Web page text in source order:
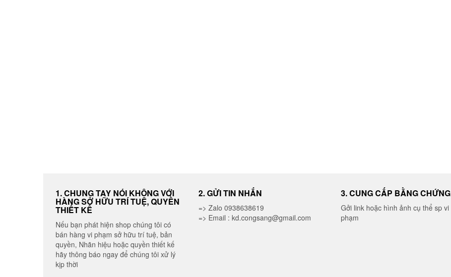
1. CHUNG TAY NÓI KHÔNG VỚI
HÀNG SỞ HỮU TRÍ TUỆ, QUYỀN
THIẾT KẾ
Nếu bạn phát hiện shop chúng tôi có
bán hàng vi phạm sở hữu trí tuệ, bản
quyền, Nhãn hiệu hoặc quyền thiết kế
hãy thông báo ngay để chúng tôi xử lý
kịp thời
2. GỬI TIN NHẮN
=> Zalo 0938638619
=> Email : kd.congsang@gmail.com
3. CUNG CẤP BẰNG CHỨNG
Gởi link hoặc hình ảnh cụ thể sp vi
phạm